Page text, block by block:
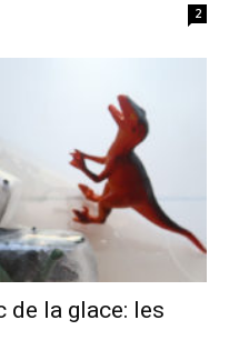
2
de la glace: les